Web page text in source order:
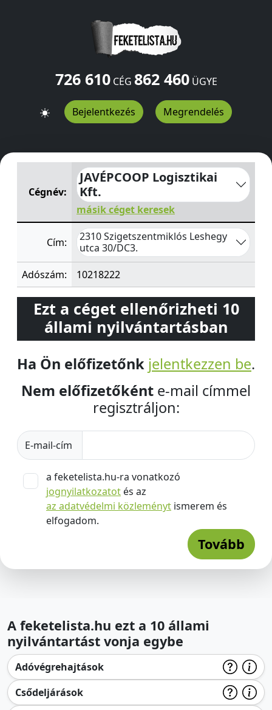
726 610CÉG 862 460ÜGYE
Bejelentkezés Megrendelés
JAVÉPCOOP Logisztikai Kft.Leshegy utca 30/DC3.
Cégnév:
JAVÉPCOOP Logisztikai
Kft.
másik céget keresek
Cím:
2310 Szigetszentmiklós Leshegy
utca 30/DC3.
Adószám:
10218222
Ezt a céget ellenőrizheti 10
állami nyilvántartásban
Ha Ön előfizetőnk jelentkezzen be.
Nem előfizetőként e-mail címmel
regisztráljon:
E-mail-cím
a feketelista.hu-ra vonatkozó
jognyilatkozatot és az
az adatvédelmi közleményt ismerem és
elfogadom.
Tovább
A feketelista.hu ezt a 10 állami
nyilvántartást vonja egybe
Adóvégrehajtások
Csődeljárások